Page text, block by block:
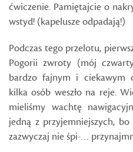
ćwiczenie. Pamiętajcie o
wstyd! (kapelusze odpadają!)
Podczas tego przelotu,
Pogorii zwroty (mój
bardzo fajnym i ciekawym
kilka osób weszło na reje.
mieliśmy wachtę
jedną z przyjemniejszych,
zazwyczaj nie śpi-…